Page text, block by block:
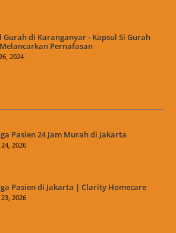
Gurah di Karanganyar - Kapsul Si Gurah
Pernafasan
2024
Pasien 24 Jam Murah di Jakarta
24, 2026
Pasien di Jakarta | Clarity Homecare
23, 2026